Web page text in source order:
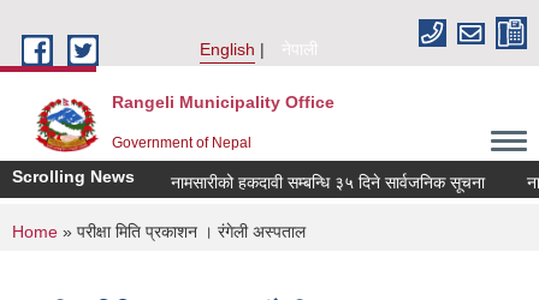
English
नेपाली
Rangeli Municipality Office
Government of Nepal
Scrolling News नामसारीको हकदावी सम्बन्धि ३५ दिने सार्वजनिक सूचना
You are here
Home » परीक्षा मिति प्रकाशन । रंगेली अस्पताल